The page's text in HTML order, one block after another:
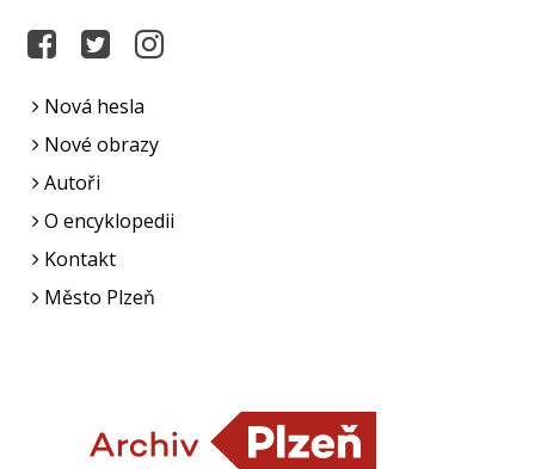
Nová hesla
Nové obrazy
Autoři
O encyklopedii
Kontakt
Město Plzeň